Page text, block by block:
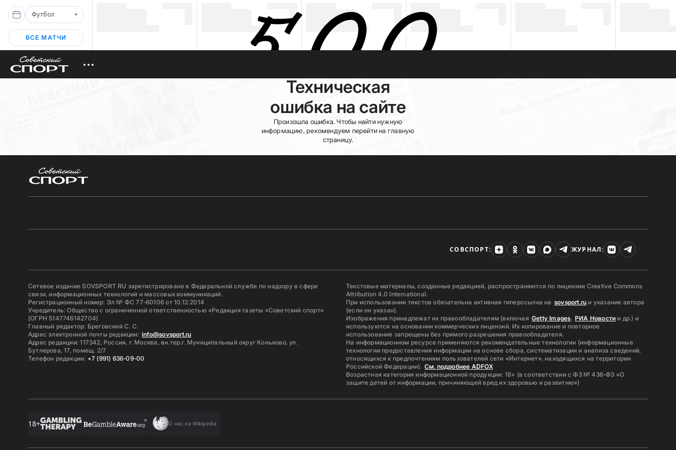
Футбол
ВСЕ МАТЧИ
Техническая
ошибка на сайте
Произошла ошибка. Чтобы найти нужную
информацию, рекомендуем перейти на главную
страницу.
СОВСПОРТ: ЖУРНАЛ:
Сетевое издание SOVSPORT RU зарегистрировано в Федеральной службе по надзору в сфере
связи, информационных технологий и массовых коммуникаций.
Регистрационный номер: Эл № ФС 77-60106 от 10.12.2014
Учредитель: Общество с ограниченной ответственностью «Редакция газеты «Советский спорт»
(ОГРН 5147746142704)
Главный редактор: Бреговский С. С.
Адрес электронной почты редакции: info@sovsport.ru
Адрес редакции: 117342, Россия, г. Москва, вн.тер.г. Муниципальный округ Коньково, ул.
Бутлерова, 17, помещ. 2/7
Телефон редакции: +7 (991) 636-09-00
Текстовые материалы, созданные редакцией, распространяются по лицензии Creative Commons
Attribution 4.0 International.
При использовании текстов обязательна активная гиперссылка на sovsport.ru и указание автора
(если он указан).
Изображения принадлежат их правообладателям (включая Getty Images, РИА Новости и др.) и
используются на основании коммерческих лицензий. Их копирование и повторное
использование запрещены без прямого разрешения правообладателя.
На информационном ресурсе применяются рекомендательные технологии (информационные
технологии предоставления информации на основе сбора, систематизации и анализа сведений,
относящихся к предпочтениям пользователей сети «Интернет», находящихся на территории
Российской Федерации). См. подробнее ADFOX
Возрастная категория информационной продукции: 18+ (в соответствии с ФЗ № 436-ФЗ «О
защите детей от информации, причиняющей вред их здоровью и развитию»)
18+ О нас на Wikipedia